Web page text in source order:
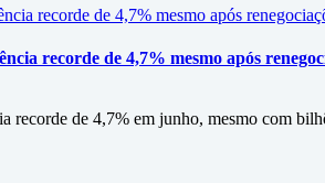
recorde de 4,7% mesmo após
recorde de 4,7% em junho, mesmo com